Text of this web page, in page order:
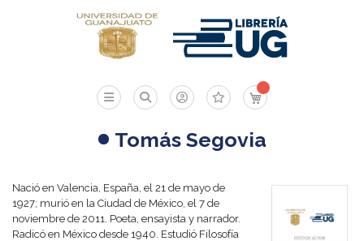
Mi carrito
Tomás Segovia
Nació en Valencia, España, el 21 de mayo de
1927; murió en la Ciudad de México, el 7 de
noviembre de 2011. Poeta, ensayista y narrador.
Radicó en México desde 1940. Estudió Filosofía